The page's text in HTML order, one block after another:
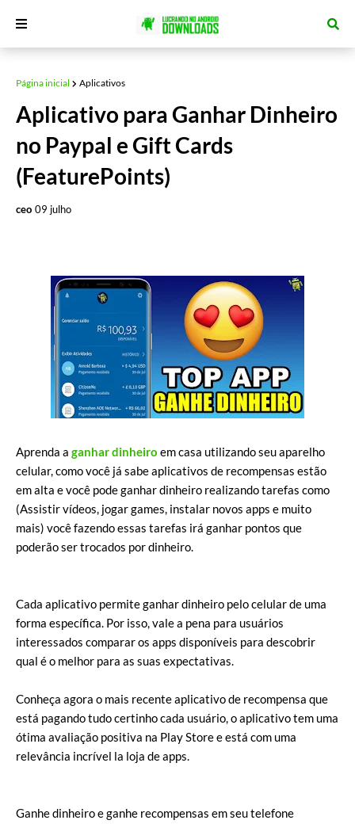
Página inicial Aplicativos
Aplicativo para Ganhar Dinheiro
no Paypal e Gift Cards
(FeaturePoints)
ceo 09 julho
Aprenda a ganhar dinheiro em casa utilizando seu aparelho
celular, como você já sabe aplicativos de recompensas estão
em alta e você pode ganhar dinheiro realizando tarefas como
(Assistir vídeos, jogar games, instalar novos apps e muito
mais) você fazendo essas tarefas irá ganhar pontos que
poderão ser trocados por dinheiro.
Cada aplicativo permite ganhar dinheiro pelo celular de uma
forma específica. Por isso, vale a pena para usuários
interessados comparar os apps disponíveis para descobrir
qual é o melhor para as suas expectativas.
Conheça agora o mais recente aplicativo de recompensa que
está pagando tudo certinho cada usuário, o aplicativo tem uma
ótima avaliação positiva na Play Store e está com uma
relevância incrível la loja de apps.
Ganhe dinheiro e ganhe recompensas em seu telefone